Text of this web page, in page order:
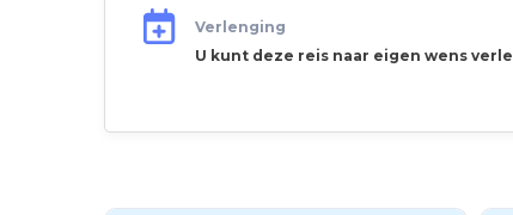
Verlenging
U kunt deze reis naar eigen wens